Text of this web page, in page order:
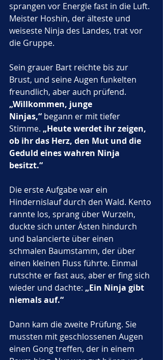
sprangen vor Energie fast in die Luft.
Meister Hoshin, der älteste und
weiseste Ninja des Landes, trat vor
die Gruppe.
Sein grauer Bart reichte bis zur
Brust, und seine Augen funkelten
freundlich, aber auch prüfend.
„Willkommen, junge
Ninjas,“ begann er mit tiefer
Stimme. „Heute werdet ihr zeigen,
ob ihr das Herz, den Mut und die
Geduld eines wahren Ninja
besitzt.“
Die erste Aufgabe war ein
Hindernislauf durch den Wald. Kento
rannte los, sprang über Wurzeln,
duckte sich unter Ästen hindurch
und balancierte über einen
schmalen Baumstamm, der über
einen kleinen Fluss führte. Einmal
rutschte er fast aus, aber er fing sich
wieder und dachte: „Ein Ninja gibt
niemals auf.“
Dann kam die zweite Prüfung. Sie
mussten mit geschlossenen Augen
einen Gong treffen, der in einem